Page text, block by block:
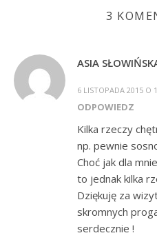
3
ASIA
6 LISTOPADA 2015 O
ODPOWIEDZ
Kilka rzeczy
np. pewnie
Choć jak dla
to jednak kilka
Dziękuję za
skromnych
serdecznie !